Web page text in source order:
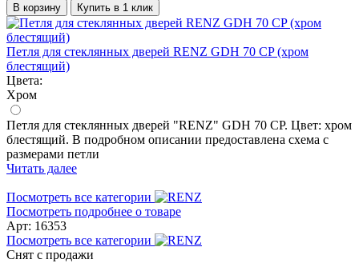
В корзину Купить в 1 клик
Петля для стеклянных дверей RENZ GDH 70 CP (хром
блестящий)
Цвета:
Хром
Петля для стеклянных дверей "RENZ" GDH 70 CP. Цвет: хром
блестящий. В подробном описании предоставлена схема с
размерами петли
Читать далее
Посмотреть все категории
Посмотреть подробнее о товаре
Арт: 16353
Посмотреть все категории
Снят с продажи